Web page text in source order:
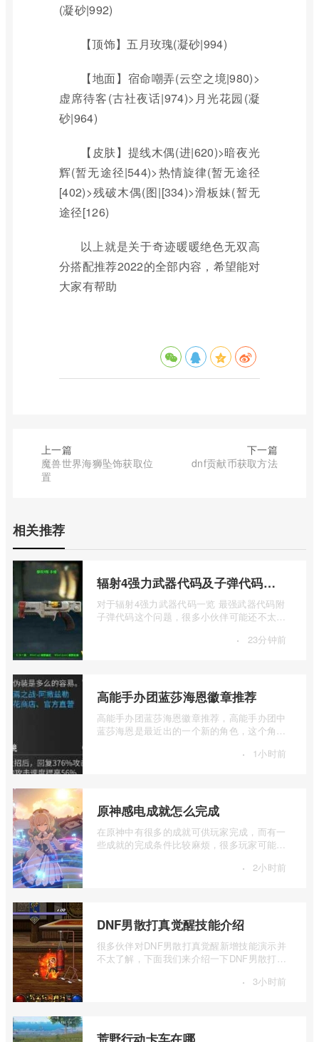
(凝砂|992)
【顶饰】五月玫瑰(凝砂|994)
【地面】宿命嘲弄(云空之境|980)>
虚席待客(古社夜话|974)>月光花园(凝
砂|964)
【皮肤】提线木偶(进|620)>暗夜光
辉(暂无途径|544)>热情旋律(暂无途径
[402)>残破木偶(图|[334)>滑板妹(暂无
途径[126)
以上就是关于奇迹暖暖绝色无双高
分搭配推荐2022的全部内容，希望能对
大家有帮助
上一篇
魔兽世界海狮坠饰获取位
置
下一篇
dnf贡献币获取方法
相关推荐
辐射4强力武器代码及子弹代码一览
对于辐射4强力武器代码一览 最强武器代码附
子弹代码这个问题，很多小伙伴可能还不太了
· 23分钟前
高能手办团蓝莎海恩徽章推荐
高能手办团蓝莎海恩徽章推荐，高能手办团中
蓝莎海恩是最近出的一个新的角色，这个角色
· 1小时前
原神感电成就怎么完成
在原神中有很多的成就可供玩家完成，而有一
些成就的完成条件比较麻烦，很多玩家可能都
· 2小时前
DNF男散打真觉醒技能介绍
很多伙伴对DNF男散打真觉醒新增技能演示并
不太了解，下面我们来介绍一下DNF男散打真
· 3小时前
荒野行动卡车在哪